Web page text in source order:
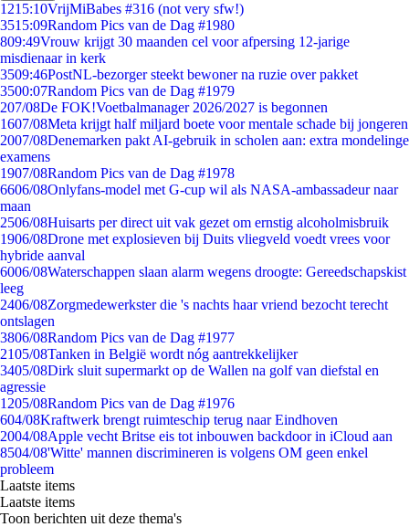
1215:10VrijMiBabes #316 (not very sfw!)
3515:09Random Pics van de Dag #1980
809:49Vrouw krijgt 30 maanden cel voor afpersing 12-jarige
misdienaar in kerk
3509:46PostNL-bezorger steekt bewoner na ruzie over pakket
3500:07Random Pics van de Dag #1979
207/08De FOK!Voetbalmanager 2026/2027 is begonnen
1607/08Meta krijgt half miljard boete voor mentale schade bij jongeren
2007/08Denemarken pakt AI-gebruik in scholen aan: extra mondelinge
examens
1907/08Random Pics van de Dag #1978
6606/08Onlyfans-model met G-cup wil als NASA-ambassadeur naar
maan
2506/08Huisarts per direct uit vak gezet om ernstig alcoholmisbruik
1906/08Drone met explosieven bij Duits vliegveld voedt vrees voor
hybride aanval
6006/08Waterschappen slaan alarm wegens droogte: Gereedschapskist
leeg
2406/08Zorgmedewerkster die 's nachts haar vriend bezocht terecht
ontslagen
3806/08Random Pics van de Dag #1977
2105/08Tanken in België wordt nóg aantrekkelijker
3405/08Dirk sluit supermarkt op de Wallen na golf van diefstal en
agressie
1205/08Random Pics van de Dag #1976
604/08Kraftwerk brengt ruimteschip terug naar Eindhoven
2004/08Apple vecht Britse eis tot inbouwen backdoor in iCloud aan
8504/08'Witte' mannen discrimineren is volgens OM geen enkel
probleem
Laatste items
Laatste items
Toon berichten uit deze thema's